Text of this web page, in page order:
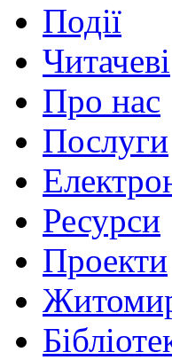
Події
Читачеві
Про нас
Послуги
Ресурси
Проекти